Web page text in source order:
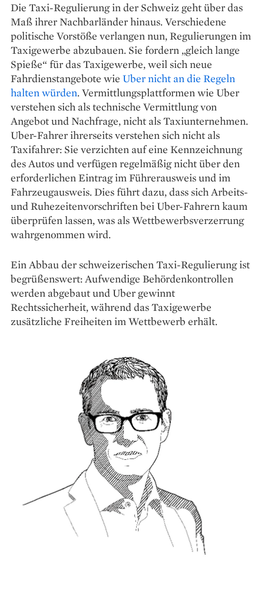
Die Taxi-Regulierung in der Schweiz geht über das
Maß ihrer Nachbarländer hinaus. Verschiedene
politische Vorstöße verlangen nun, Regulierungen im
Taxigewerbe abzubauen. Sie fordern „gleich lange
Spieße“ für das Taxigewerbe, weil sich neue
Fahrdienstangebote wie Uber nicht an die Regeln
halten würden. Vermittlungsplattformen wie Uber
verstehen sich als technische Vermittlung von
Angebot und Nachfrage, nicht als Taxiunternehmen.
Uber-Fahrer ihrerseits verstehen sich nicht als
Taxifahrer: Sie verzichten auf eine Kennzeichnung
des Autos und verfügen regelmäßig nicht über den
erforderlichen Eintrag im Führerausweis und im
Fahrzeugausweis. Dies führt dazu, dass sich ­Arbeits-
und Ruhezeitenvorschriften bei Uber-Fah­rern kaum
überprüfen lassen, was als Wett­bewerbsverzerrung
wahrgenommen wird.
Ein Abbau der schweizerischen Taxi-Regulierung ist
begrüßenswert: Aufwendige Behördenkontrollen
werden abgebaut und Uber gewinnt
Rechtssicherheit, während das Taxigewerbe
zusätzliche Freiheiten im Wettbewerb erhält.